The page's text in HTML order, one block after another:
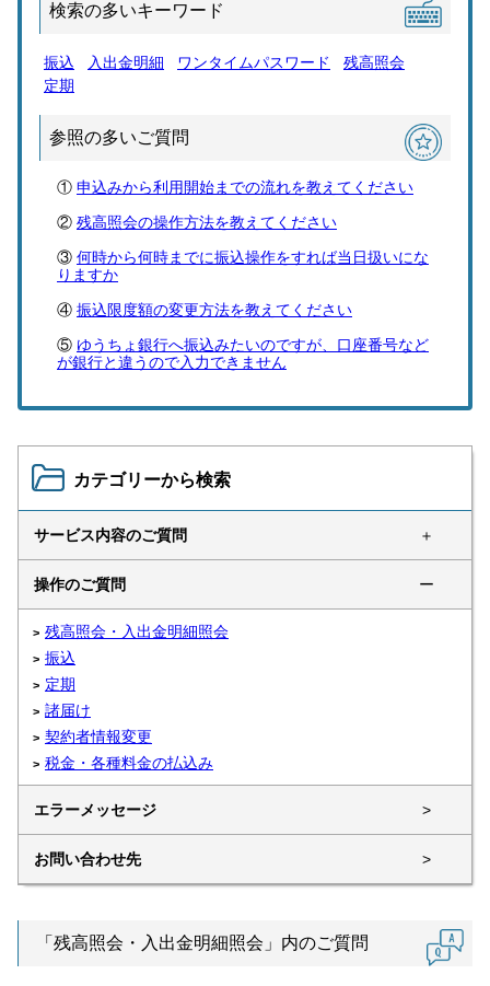
検索の多いキーワード
振込 入出金明細 ワンタイムパスワード
残高照会
定期
参照の多いご質問
申込みから利用開始までの流れを教えてください
残高照会の操作方法を教えてください
何時から何時までに振込操作をすれば当日扱いにな
りますか
振込限度額の変更方法を教えてください
ゆうちょ銀行へ振込みたいのですが、口座番号など
が銀行と違うので入力できません
カテゴリーから検索
サービス内容のご質問 ＋
操作のご質問 ー
残高照会・入出金明細照会
振込
定期
諸届け
契約者情報変更
税金・各種料金の払込み
エラーメッセージ >
お問い合わせ先 >
「残高照会・入出金明細照会」内のご質問